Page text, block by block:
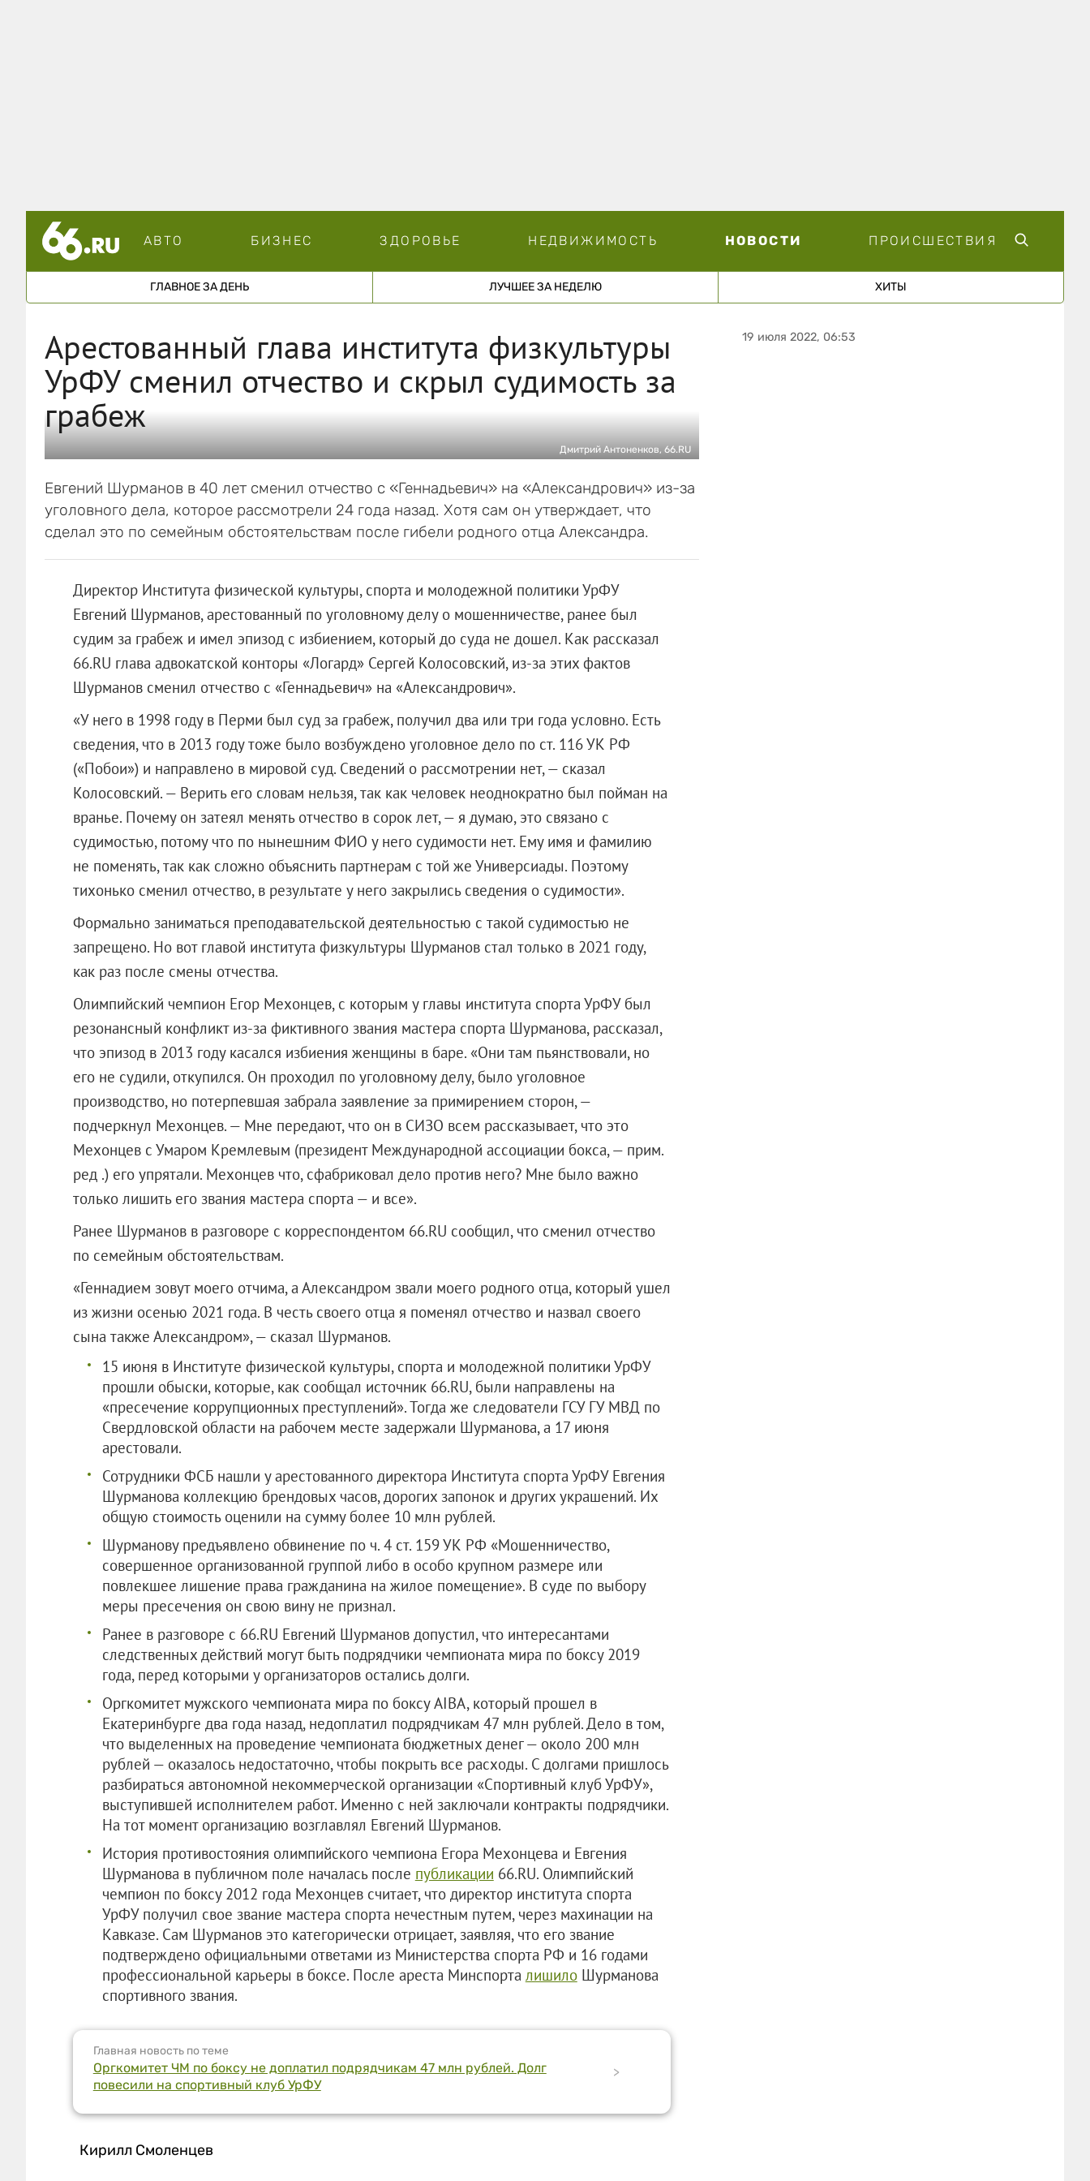
АВТО БИЗНЕС ЗДОРОВЬЕ НЕДВИЖИМОСТЬ НОВОСТИ ПРОИСШЕСТВИЯ
ГЛАВНОЕ ЗА ДЕНЬ ЛУЧШЕЕ ЗА НЕДЕЛЮ ХИТЫ
Арестованный глава института физкультуры
УрФУ сменил отчество и скрыл судимость за
грабеж
Дмитрий Антоненков, 66.RU
Евгений Шурманов в 40 лет сменил отчество с «Геннадьевич» на «Александрович» из-за
уголовного дела, которое рассмотрели 24 года назад. Хотя сам он утверждает, что
сделал это по семейным обстоятельствам после гибели родного отца Александра.
Директор Института физической культуры, спорта и молодежной политики УрФУ
Евгений Шурманов, арестованный по уголовному делу о мошенничестве, ранее был
судим за грабеж и имел эпизод с избиением, который до суда не дошел. Как рассказал
66.RU глава адвокатской конторы «Логард» Сергей Колосовский, из-за этих фактов
Шурманов сменил отчество с «Геннадьевич» на «Александрович».
«У него в 1998 году в Перми был суд за грабеж, получил два или три года условно. Есть
сведения, что в 2013 году тоже было возбуждено уголовное дело по ст. 116 УК РФ
(«Побои») и направлено в мировой суд. Сведений о рассмотрении нет, — сказал
Колосовский. — Верить его словам нельзя, так как человек неоднократно был пойман на
вранье. Почему он затеял менять отчество в сорок лет, — я думаю, это связано с
судимостью, потому что по нынешним ФИО у него судимости нет. Ему имя и фамилию
не поменять, так как сложно объяснить партнерам с той же Универсиады. Поэтому
тихонько сменил отчество, в результате у него закрылись сведения о судимости».
Формально заниматься преподавательской деятельностью с такой судимостью не
запрещено. Но вот главой института физкультуры Шурманов стал только в 2021 году,
как раз после смены отчества.
Олимпийский чемпион Егор Мехонцев, с которым у главы института спорта УрФУ был
резонансный конфликт из-за фиктивного звания мастера спорта Шурманова, рассказал,
что эпизод в 2013 году касался избиения женщины в баре. «Они там пьянствовали, но
его не судили, откупился. Он проходил по уголовному делу, было уголовное
производство, но потерпевшая забрала заявление за примирением сторон, —
подчеркнул Мехонцев. — Мне передают, что он в СИЗО всем рассказывает, что это
Мехонцев с Умаром Кремлевым (президент Международной ассоциации бокса, — прим.
ред .) его упрятали. Мехонцев что, сфабриковал дело против него? Мне было важно
только лишить его звания мастера спорта — и все».
Ранее Шурманов в разговоре с корреспондентом 66.RU сообщил, что сменил отчество
по семейным обстоятельствам.
«Геннадием зовут моего отчима, а Александром звали моего родного отца, который ушел
из жизни осенью 2021 года. В честь своего отца я поменял отчество и назвал своего
сына также Александром», — сказал Шурманов.
15 июня в Институте физической культуры, спорта и молодежной политики УрФУ
прошли обыски, которые, как сообщал источник 66.RU, были направлены на
«пресечение коррупционных преступлений». Тогда же следователи ГСУ ГУ МВД по
Свердловской области на рабочем месте задержали Шурманова, а 17 июня
арестовали.
Сотрудники ФСБ нашли у арестованного директора Института спорта УрФУ Евгения
Шурманова коллекцию брендовых часов, дорогих запонок и других украшений. Их
общую стоимость оценили на сумму более 10 млн рублей.
Шурманову предъявлено обвинение по ч. 4 ст. 159 УК РФ «Мошенничество,
совершенное организованной группой либо в особо крупном размере или
повлекшее лишение права гражданина на жилое помещение». В суде по выбору
меры пресечения он свою вину не признал.
Ранее в разговоре с 66.RU Евгений Шурманов допустил, что интересантами
следственных действий могут быть подрядчики чемпионата мира по боксу 2019
года, перед которыми у организаторов остались долги.
Оргкомитет мужского чемпионата мира по боксу AIBA, который прошел в
Екатеринбурге два года назад, недоплатил подрядчикам 47 млн рублей. Дело в том,
что выделенных на проведение чемпионата бюджетных денег — около 200 млн
рублей — оказалось недостаточно, чтобы покрыть все расходы. С долгами пришлось
разбираться автономной некоммерческой организации «Спортивный клуб УрФУ»,
выступившей исполнителем работ. Именно с ней заключали контракты подрядчики.
На тот момент организацию возглавлял Евгений Шурманов.
История противостояния олимпийского чемпиона Егора Мехонцева и Евгения
Шурманова в публичном поле началась после публикации 66.RU. Олимпийский
чемпион по боксу 2012 года Мехонцев считает, что директор института спорта
УрФУ получил свое звание мастера спорта нечестным путем, через махинации на
Кавказе. Сам Шурманов это категорически отрицает, заявляя, что его звание
подтверждено официальными ответами из Министерства спорта РФ и 16 годами
профессиональной карьеры в боксе. После ареста Минспорта лишилоШурманова
спортивного звания.
Главная новость по теме
Оргкомитет ЧМ по боксу не доплатил подрядчикам 47 млн рублей. Долг
повесили на спортивный клуб УрФУ
>
Кирилл Смоленцев
19 июля 2022, 06:53